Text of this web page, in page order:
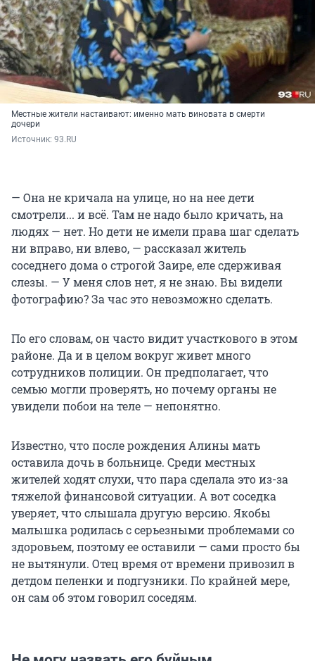
Местные жители настаивают: именно мать виновата в смерти
дочери
Источник: 93.RU
— Она не кричала на улице, но на нее дети
смотрели... и всё. Там не надо было кричать, на
людях — нет. Но дети не имели права шаг сделать
ни вправо, ни влево, — рассказал житель
соседнего дома о строгой Заире, еле сдерживая
слезы. — У меня слов нет, я не знаю. Вы видели
фотографию? За час это невозможно сделать.
По его словам, он часто видит участкового в этом
районе. Да и в целом вокруг живет много
сотрудников полиции. Он предполагает, что
семью могли проверять, но почему органы не
увидели побои на теле — непонятно.
Известно, что после рождения Алины мать
оставила дочь в больнице. Среди местных
жителей ходят слухи, что пара сделала это из-за
тяжелой финансовой ситуации. А вот соседка
уверяет, что слышала другую версию. Якобы
малышка родилась с серьезными проблемами со
здоровьем, поэтому ее оставили — сами просто бы
не вытянули. Отец время от времени привозил в
детдом пеленки и подгузники. По крайней мере,
он сам об этом говорил соседям.